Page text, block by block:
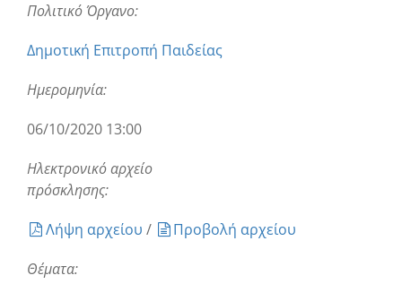
Πολιτικό Όργανο:
Δημοτική Επιτροπή Παιδείας
Ημερομηνία:
06/10/2020 13:00
Ηλεκτρονικό αρχείο
πρόσκλησης:
Λήψη αρχείου /
Προβολή αρχείου
Θέματα: